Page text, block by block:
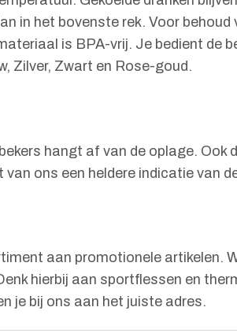
in het bovenste rek. Voor
is BPA-vrij. Je bedient de
Zilver, Zwart en Rose-goud.
hangt af van de oplage.
ons een heldere indicatie van
aan promotionele artikelen.
hierbij aan sportflessen en
je bij ons aan het juiste adres.